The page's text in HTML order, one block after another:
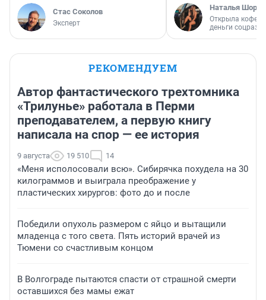
Стас Соколов
Эксперт
Наталья
Открыла
деньги
РЕКОМЕНДУЕМ
Автор фантастического трехтомника
«Трилунье» работала в Перми
преподавателем, а первую книгу
написала на спор — ее история
9 августа 19 510 14
«Меня исполосовали всю». Сибирячка похудела на 30
килограммов и выиграла преображение у
пластических хирургов: фото до и после
Победили опухоль размером с яйцо и вытащили
младенца с того света. Пять историй врачей из
Тюмени со счастливым концом
В Волгограде пытаются спасти от страшной смерти
оставшихся без мамы ежат